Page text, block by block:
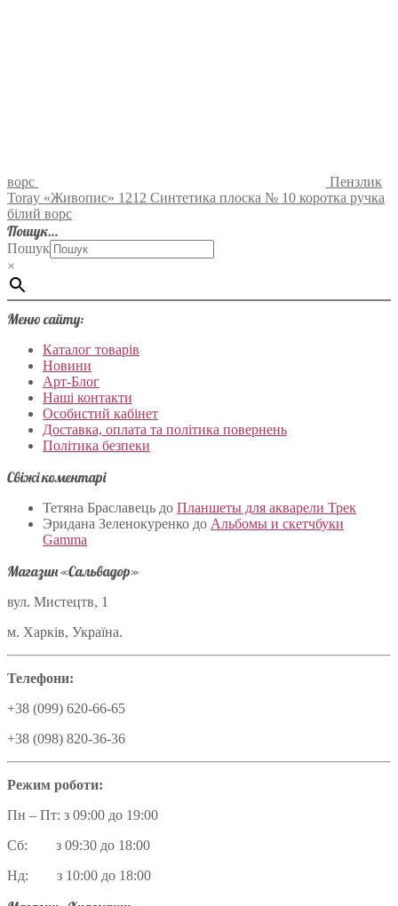
ворс
Пензлик
Toray «Живопис» 1212 Синтетика плоска № 10 коротка ручка
білий ворс
Пошук…
Пошук
×
Меню сайту:
Каталог товарів
Новини
Арт-Блог
Наші контакти
Особистий кабінет
Доставка, оплата та політика повернень
Політика безпеки
Свіжі коментарі
Тетяна Браславець до Планшеты для акварели Трек
Эридана Зеленокуренко до Альбомы и скетчбуки
Gamma
Магазин «Сальвадор»
вул. Мистецтв, 1
м. Харків, Україна.
Телефони:
+38 (099) 620-66-65
+38 (098) 820-36-36
Режим роботи:
Пн – Пт: з 09:00 до 19:00
Сб: з 09:30 до 18:00
Нд: з 10:00 до 18:00